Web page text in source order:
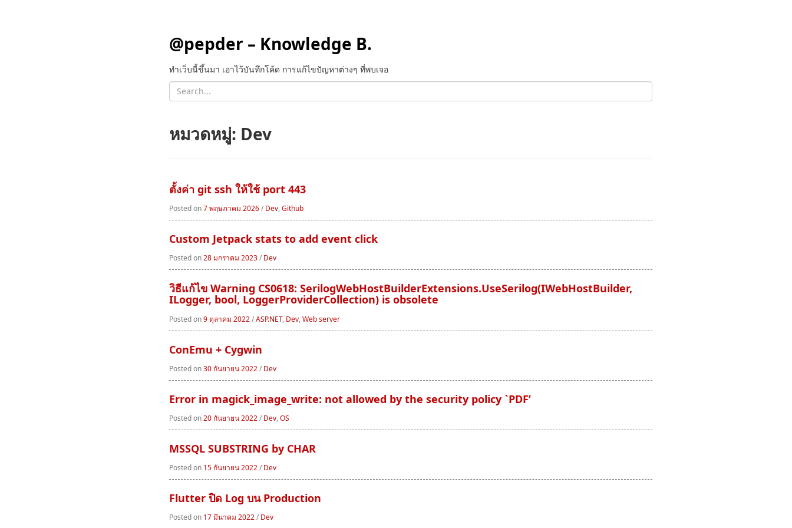
@pepder – Knowledge B.
ทำเว็บนี้ขึ้นมา เอาไว้บันทึกโค้ด การแก้ไขปัญหาต่างๆ ที่พบเจอ
หมวดหมู่: Dev
ตั้งค่า git ssh ให้ใช้ port 443
Posted on7 พฤษภาคม 2026/ Dev,Github
Custom Jetpack stats to add event click
Posted on28 มกราคม 2023/ Dev
วิธีแก้ไข Warning CS0618: SerilogWebHostBuilderExtensions.UseSerilog(IWebHostBuilder,
ILogger, bool, LoggerProviderCollection) is obsolete
Posted on9 ตุลาคม 2022/ASP.NET, Dev,Web server
ConEmu + Cygwin
Posted on30 กันยายน 2022/ Dev
Error in magick_image_write: not allowed by the security policy `PDF’
Posted on20 กันยายน 2022/ Dev,OS
MSSQL SUBSTRING by CHAR
Posted on 15 กันยายน 2022/ Dev
Flutter ปิด Log บน Production
Posted on 17 มีนาคม 2022/ Dev